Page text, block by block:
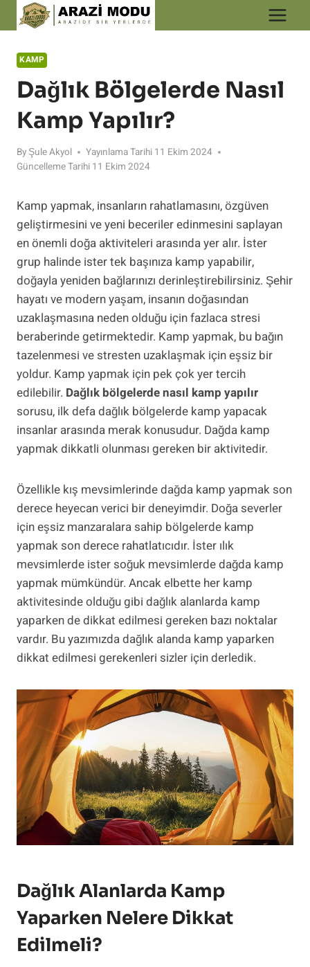
to
KAMP
Dağlık Bölgelerde Nasıl
Kamp Yapılır?
By Şule Akyol Yayınlama Tarihi 11 Ekim 2024
Güncelleme Tarihi 11 Ekim 2024
Kamp yapmak, insanların rahatlamasını, özgüven
geliştirmesini ve yeni beceriler edinmesini saplayan
en önemli doğa aktiviteleri arasında yer alır. İster
grup halinde ister tek başınıza kamp yapabilir,
doğayla yeniden bağlarınızı derinleştirebilirsiniz. Şehir
hayatı ve modern yaşam, insanın doğasından
uzaklaşmasına neden olduğu için fazlaca stresi
beraberinde getirmektedir. Kamp yapmak, bu bağın
tazelenmesi ve stresten uzaklaşmak için eşsiz bir
yoldur. Kamp yapmak için pek çok yer tercih
edilebilir. Dağlık bölgelerde nasıl kamp yapılır
sorusu, ilk defa dağlık bölgelerde kamp yapacak
insanlar arasında merak konusudur. Dağda kamp
yapmak dikkatli olunması gereken bir aktivitedir.
Özellikle kış mevsimlerinde dağda kamp yapmak son
derece heyecan verici bir deneyimdir. Doğa severler
için eşsiz manzaralara sahip bölgelerde kamp
yapmak son derece rahatlatıcıdır. İster ılık
mevsimlerde ister soğuk mevsimlerde dağda kamp
yapmak mümkündür. Ancak elbette her kamp
aktivitesinde olduğu gibi dağlık alanlarda kamp
yaparken de dikkat edilmesi gereken bazı noktalar
vardır. Bu yazımızda dağlık alanda kamp yaparken
dikkat edilmesi gerekenleri sizler için derledik.
Dağlık Alanlarda Kamp
Yaparken Nelere Dikkat
Edilmeli?